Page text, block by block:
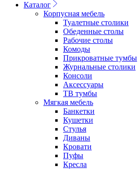
Каталог
Корпусная мебель
Туалетные столики
Обеденные cтолы
Рабочие столы
Комоды
Прикроватные тумбы
Журнальные столики
Консоли
Аксессуары
ТВ тумбы
Мягкая мебель
Банкетки
Кушетки
Стулья
Диваны
Кровати
Пуфы
Кресла